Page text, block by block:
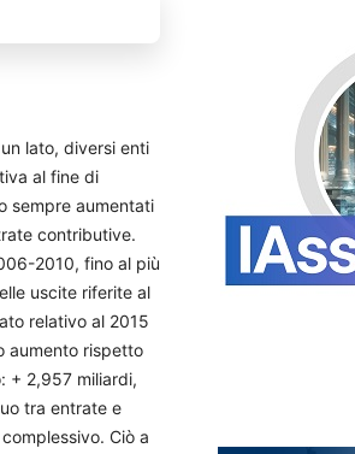
lato, diversi enti
al fine di
sempre aumentati
contributive.
2010, fino al più
uscite riferite al
relativo al 2015
aumento rispetto
+ 2,957 miliardi,
tra entrate e
Ciò a